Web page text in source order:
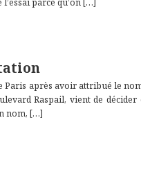
parce qu’on[…]
Paris après avoir attribué le
Raspail, vient de décider
nom, […]